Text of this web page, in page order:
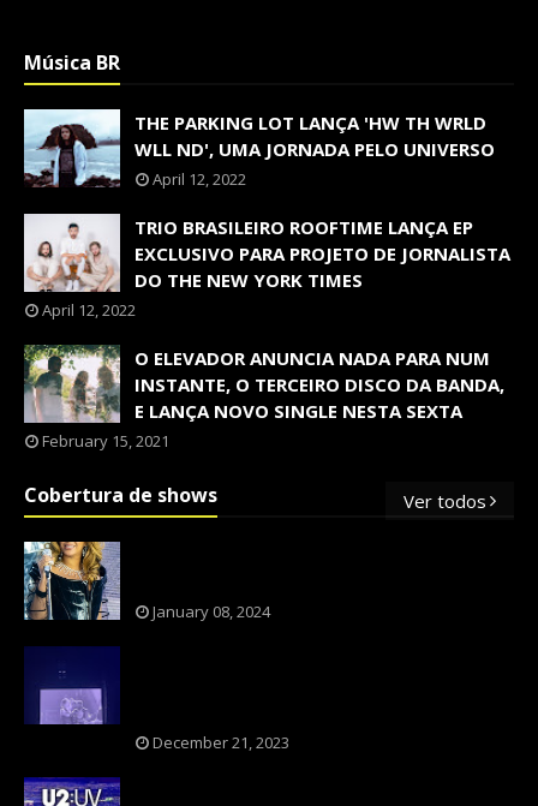
Música BR
THE PARKING LOT LANÇA 'HW TH WRLD
WLL ND', UMA JORNADA PELO UNIVERSO
April 12, 2022
TRIO BRASILEIRO ROOFTIME LANÇA EP
EXCLUSIVO PARA PROJETO DE JORNALISTA
DO THE NEW YORK TIMES
April 12, 2022
O ELEVADOR ANUNCIA NADA PARA NUM
INSTANTE, O TERCEIRO DISCO DA BANDA,
E LANÇA NOVO SINGLE NESTA SEXTA
February 15, 2021
Cobertura de shows Ver todos
January 08, 2024
December 21, 2023